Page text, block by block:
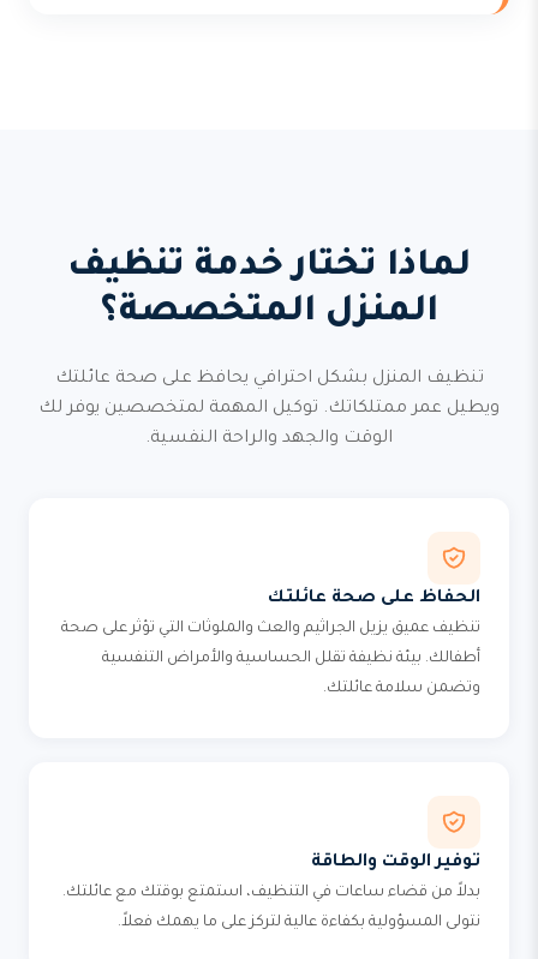
لماذا تختار خدمة تنظيف
المنزل المتخصصة؟
تنظيف المنزل بشكل احترافي يحافظ على صحة عائلتك
ويطيل عمر ممتلكاتك. توكيل المهمة لمتخصصين يوفر لك
الوقت والجهد والراحة النفسية.
الحفاظ على صحة عائلتك
تنظيف عميق يزيل الجراثيم والعث والملوثات التي تؤثر على صحة
أطفالك. بيئة نظيفة تقلل الحساسية والأمراض التنفسية
وتضمن سلامة عائلتك.
توفير الوقت والطاقة
بدلاً من قضاء ساعات في التنظيف، استمتع بوقتك مع عائلتك.
نتولى المسؤولية بكفاءة عالية لتركز على ما يهمك فعلاً.